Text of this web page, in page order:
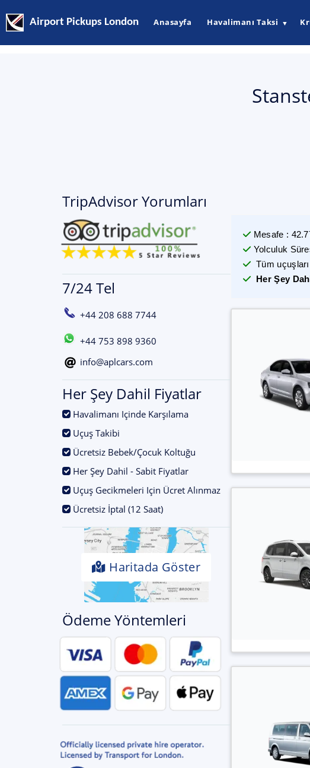
Airport Pickups London Anasayfa Havalimanı Taksi ▼
TripAdvisor Yorumları
7/24 Tel
+44 208 688 7744
+44 753 898 9360
info@aplcars.com
Her Şey Dahil Fiyatlar
Havalimanı Içinde Karşılama
Uçuş Takibi
Ücretsiz Bebek/Çocuk Koltuğu
Her Şey Dahil - Sabit Fiyatlar
Uçuş Gecikmeleri Için Ücret Alınmaz
Ücretsiz İptal (12 Saat)
Haritada Göster
Ödeme Yöntemleri
Mesafe :
Yolculuk
Tüm
Her Şey